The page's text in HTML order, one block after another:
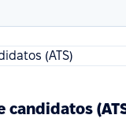
candidatos